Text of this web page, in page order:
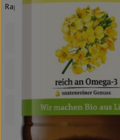
Rapunzel
Produktinformationen
Produktdatenblatt